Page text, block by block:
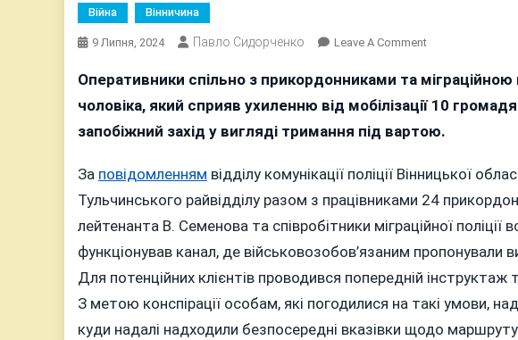
Війна Вінничина
9 Липня, 2024 Павло Сидорченко Leave A CommentOn
ВІННИЧЧИНІ
ЗАТРИМАЛИ
ВІД
ТЦК
Оперативники спільно з прикордонниками та міграційною
чоловіка, який сприяв ухиленню від мобілізації 10
запобіжний захід у вигляді тримання під вартою.
За повідомленням відділу комунікації поліції Вінницької
Тульчинського райвідділу разом з працівниками 24
лейтенанта В. Семенова та співробітники міграційної
функціонував канал, де військовозобов’язаним пропонували
Для потенційних клієнтів проводився попередній
З метою конспірації особам, які погодилися на такі умови,
куди надалі надходили безпосередні вказівки щодо маршруту